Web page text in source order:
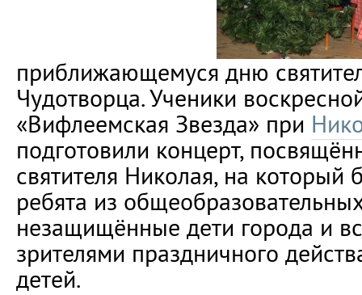
приближающемуся дню
Чудотворца. Ученики
«Вифлеемская Звезда» при
подготовили концерт,
святителя Николая, на
ребята из
незащищённые дети города и
зрителями праздничного
детей.